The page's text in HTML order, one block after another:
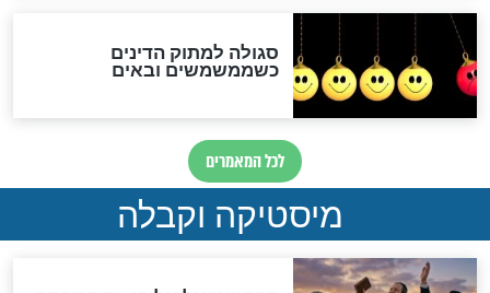
מה יהיה בימות המשיח?
"לפני הגאולה תהיה אפיקורסות
והכחשה גדולה מאוד של
האמונה"